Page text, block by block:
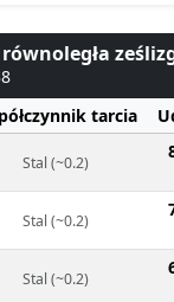
równoległa
tarcia
Stal (~0.2)
Stal (~0.2)
Stal (~0.2)